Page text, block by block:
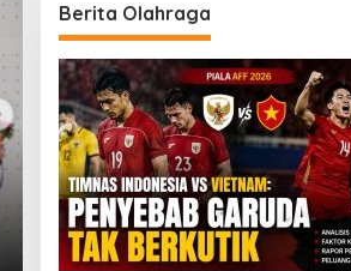
Olahraga
Kegagalan
Paris 2024
Berita Olahraga